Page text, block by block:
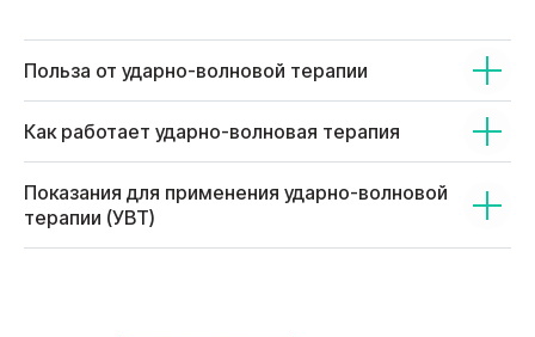
Польза от ударно-волновой терапии
Как работает ударно-волновая терапия
Показания для применения ударно-волновой
терапии (УВТ)